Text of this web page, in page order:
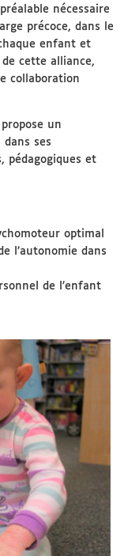
nécessaire
précoce, dans le
enfant et
cette alliance,
collaboration
un
dans ses
pédagogiques et
optimal
l’autonomie dans
de l’enfant